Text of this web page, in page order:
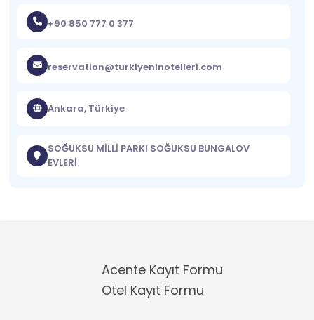
+90 850 777 0 377
reservation@turkiyeninotelleri.com
Ankara, Türkiye
SOĞUKSU MİLLİ PARKI SOĞUKSU BUNGALOV
EVLERİ
Acente Kayıt Formu
Otel Kayıt Formu